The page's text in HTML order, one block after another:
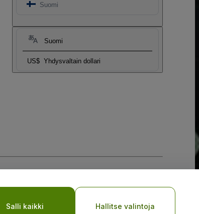
Suomi
Suomi
US$ Yhdysvaltain dollari
Salli kaikki Hallitse valintoja